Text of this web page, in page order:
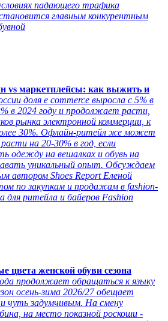
падающего трафика
главным конкурентным
vs маркетплейсы: как выжить и
доля e commerce выросла с 5% в
в 2024 году и продолжает расти,
рынка электронной коммерции, к
30%. Офлайн-ритейл же может
на 20-30% в год, если
одежду на вешалках и обувь на
уникальный опыт. Обсуждаем
автором Shoes Report Еленой
по закупкам и продажам в fashion-
для ритейла и байеров Fashion
цвета женской обуви сезона
продолжает обращаться к языку
осень-зима 2026/27 обещает
чуть задумчивым. На смену
на место показной роскоши -